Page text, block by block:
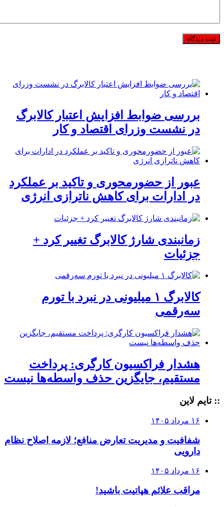
بررسی ضوابط افزایش اعتبار کالابرگ
در نشست وزرای اقتصاد و کار
عبور از حضورمحوری و تاکید بر عملکرد
در ادارات برای کاهش ناترازی انرژی
زمانبندی شارژ کالابرگ تغییر کرد +
جزئیات
کالابرگ ۱ میلیونی در نبرد با تورم
سه‌رقمی
هشدار فراکسیون کارگری: پرداخت
مستقیم، جایگزین حذف واسطه‌ها نیست
:: تایم لاین
۱۶ مرداد ۱۴۰۵
شفافیت و مدیریت تعارض منافع؛ لازمه اصلاح نظام
دارویی
۱۶ مرداد ۱۴۰۵
مراقب علائم هپاتیت باشید!